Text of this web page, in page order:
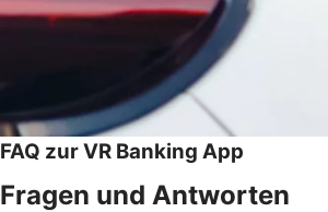
FAQ zur VR Banking App
Fragen und Antworten